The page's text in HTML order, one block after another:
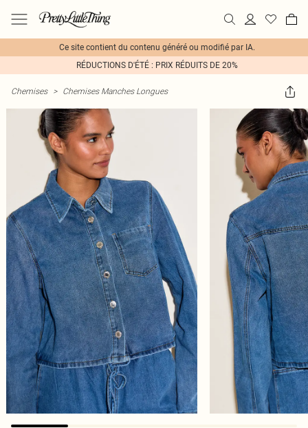
Ce site contient du contenu généré ou modifié par IA.
RÉDUCTIONS D'ÉTÉ : PRIX RÉDUITS DE 20%
Chemises > Chemises Manches Longues